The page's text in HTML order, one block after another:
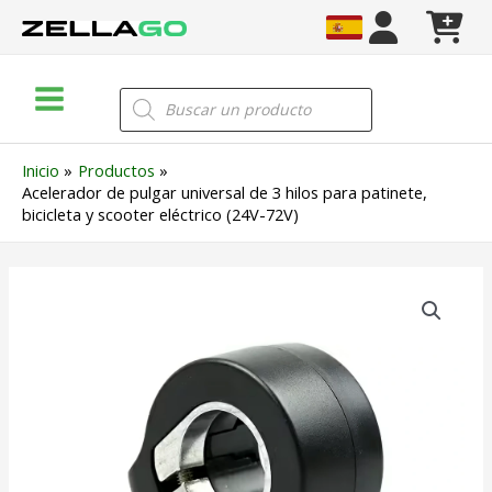
Menu
Búsqueda
de
productos
Inicio
Productos
Acelerador de pulgar universal de 3 hilos para patinete,
bicicleta y scooter eléctrico (24V-72V)